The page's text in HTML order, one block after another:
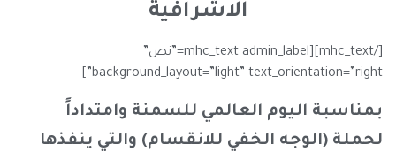
الاشرافية
[/mhc_text][mhc_text admin_label=”نص”
background_layout=”light” text_orientation=”right”]
بمناسبة اليوم العالمي للسمنة وامتداداً
لحملة (الوجه الخفي للانقسام) والتي ينفذها